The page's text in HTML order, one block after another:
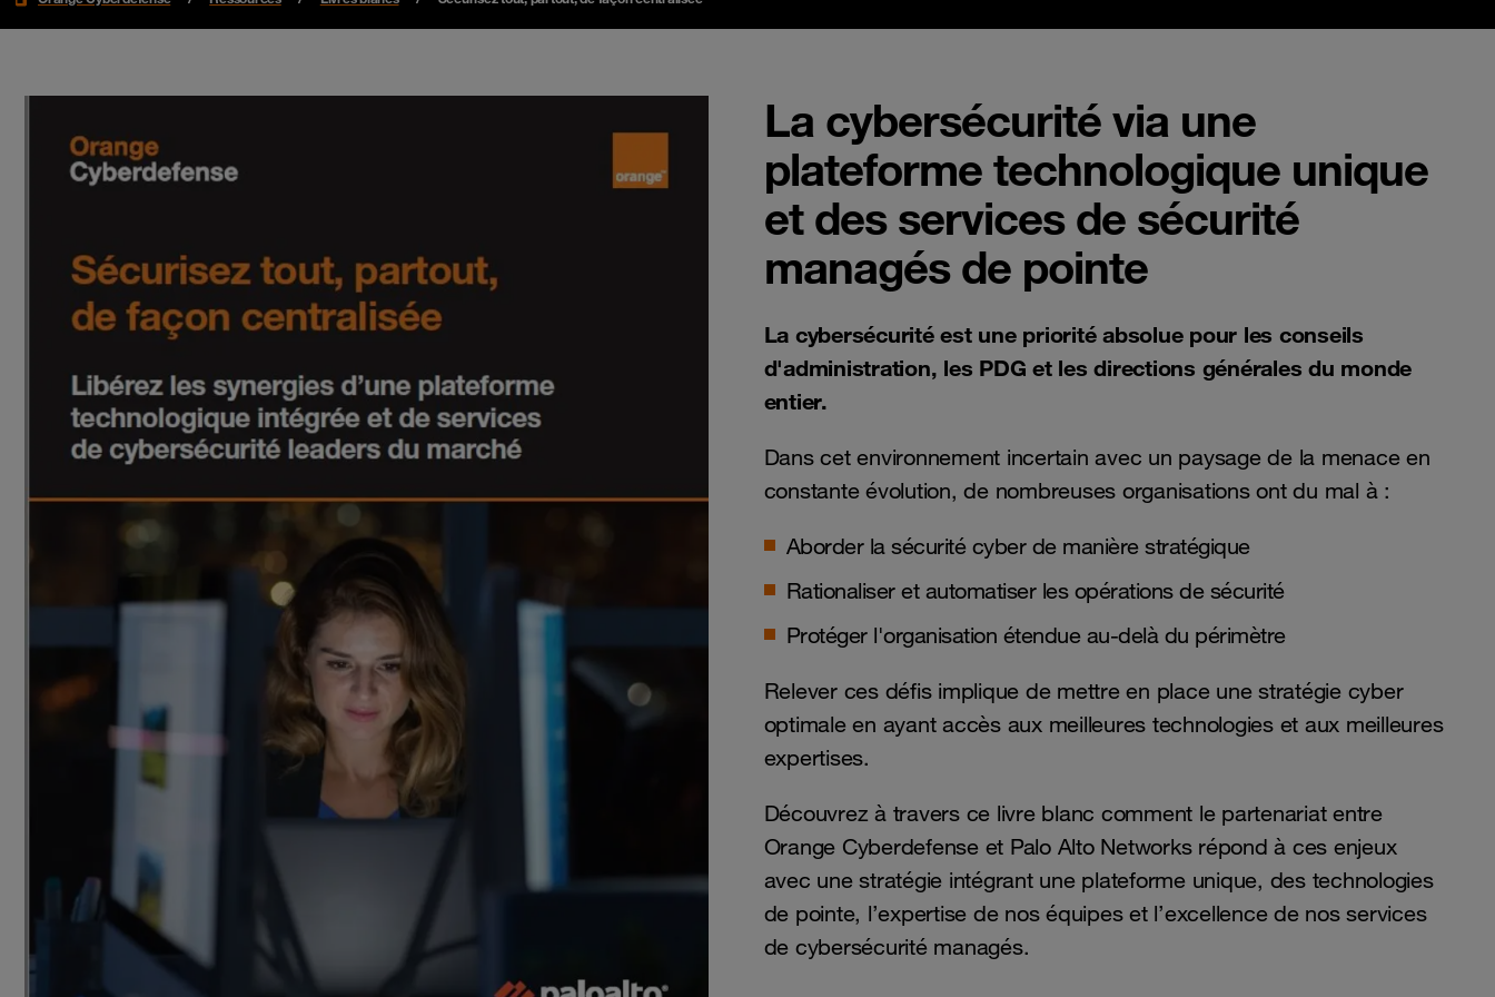
La cybersécurité via une
plateforme technologique unique
et des services de sécurité
managés de pointe
La cybersécurité est une priorité absolue pour les conseils
d'administration, les PDG et les directions générales du monde
entier.
Dans cet environnement incertain avec un paysage de la menace en
constante évolution, de nombreuses organisations ont du mal à :
Aborder la sécurité cyber de manière stratégique
Rationaliser et automatiser les opérations de sécurité
Protéger l'organisation étendue au-delà du périmètre
Relever ces défis implique de mettre en place une stratégie cyber
optimale en ayant accès aux meilleures technologies et aux meilleures
expertises.
Découvrez à travers ce livre blanc comment le partenariat entre
Orange Cyberdefense et Palo Alto Networks répond à ces enjeux
avec une stratégie intégrant une plateforme unique, des technologies
de pointe, l’expertise de nos équipes et l’excellence de nos services
de cybersécurité managés.